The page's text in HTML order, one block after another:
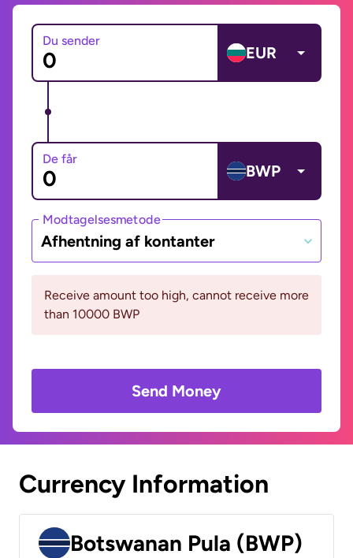
Du sender
EUR
De får
BWP
Modtagelsesmetode
Afhentning af kontanter
Receive amount too high, cannot receive more
than 10000 BWP
Send Money
Currency Information
Botswanan Pula (BWP)